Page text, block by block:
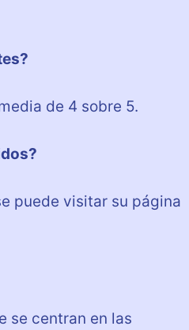
de 4 sobre 5.
puede visitar su página
se centran en las